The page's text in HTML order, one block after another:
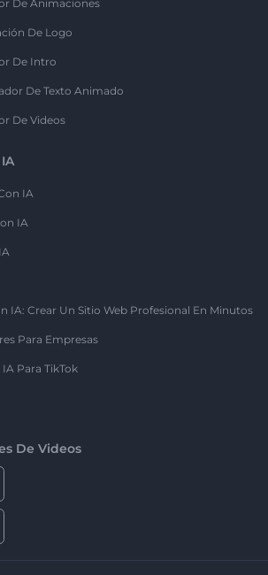
De Animaciones
De Logo
De Intro
De Texto Animado
De Videos
IA
IA
IA: Crear Un Sitio Web Profesional En Minutos
Para Empresas
Para TikTok
De Videos